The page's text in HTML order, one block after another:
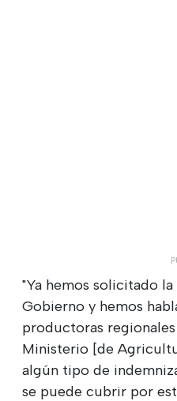
"Ya hemos solicitado
Gobierno y hemos
productoras
Ministerio [de
algún tipo de
se puede cubrir por